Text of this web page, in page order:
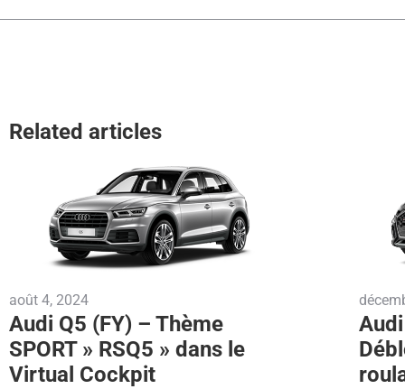
Related articles
août 4, 2024
Audi Q5 (FY) – Thème
SPORT » RSQ5 » dans le
Virtual Cockpit